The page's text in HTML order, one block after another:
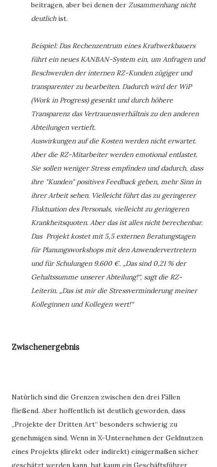
beitragen, aber bei denen der Zusammenhang nicht
deutlichist.
Beispiel: Das Rechenzentrum eines Kraftwerkbauers
führt ein neues KANBAN-System ein, um Anfragen und
Beschwerden der internen RZ-Kunden zügiger und
transparenter zu bearbeiten. Dadurch wird der WiP
(Work in Progress) gesenkt und durch höhere
Transparenz das Vertrauensverhältnis zu den anderen
Abteilungen vertieft.
Auswirkungen auf die Kosten werden nicht erwartet.
Aber die RZ-Mitarbeiter werden emotional entlastet.
Sie sollen weniger Stress empfinden und dadurch, dass
ihre "Kunden" positives Feedback geben, mehr Sinn in
ihrer Arbeit sehen. Vielleicht führt das zu geringerer
Fluktuation des Personals, vielleicht zu geringeren
Krankheitsquoten. Aber das ist alles nicht berechenbar.
Das Projekt kostet mit 5,5 externen Beratungstagen
für Planungsworkshops mit den Anwendervertretern
und für Schulungen 9.600 €. „Das sind 0,21 % der
Gehaltssumme unserer Abteilung!“, sagt die RZ-
Leiterin. „Das ist mir die Stressverminderung meiner
Kolleginnen und Kollegen wert!“
Zwischenergebnis
Natürlich sind die Grenzen zwischen den drei Fällen
fließend. Aber hoffentlich ist deutlich geworden, dass
„Projekte der Dritten Art“ besonders schwierig zu
genehmigen sind. Wenn in X-Unternehmen der Geldnutzen
eines Projekts (direkt oder indirekt) einigermaßen sicher
geschätzt werden kann, hat kaum ein Geschäftsführer